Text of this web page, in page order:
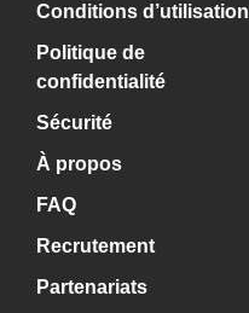
Conditions d’utilisation
Politique de
confidentialité
Sécurité
À propos
FAQ
Recrutement
Partenariats